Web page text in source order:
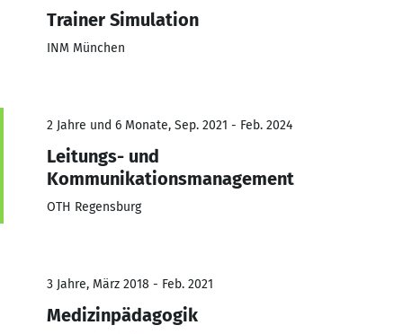
Trainer Simulation
INM München
2 Jahre und 6 Monate, Sep. 2021 - Feb. 2024
Leitungs- und
Kommunikationsmanagement
OTH Regensburg
3 Jahre, März 2018 - Feb. 2021
Medizinpädagogik